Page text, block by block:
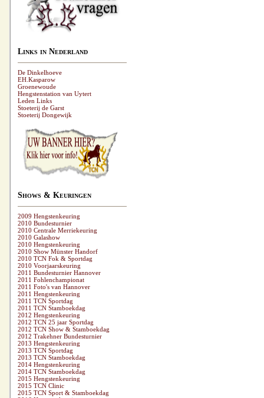
Links in Nederland
De Dinkelhoeve
EH.Kasparow
Groenewoude
Hengstenstation van Uytert
Leden Links
Stoeterij de Garst
Stoeterij Dongewijk
Shows & Keuringen
2009 Hengstenkeuring
2010 Bundesturnier
2010 Centrale Merriekeuring
2010 Galashow
2010 Hengstenkeuring
2010 Show Münster Handorf
2010 TCN Fok & Sportdag
2010 Voorjaarskeuring
2011 Bundesturnier Hannover
2011 Fohlenchampionat
2011 Foto's van Hannover
2011 Hengstenkeuring
2011 TCN Sportdag
2011 TCN Stamboekdag
2012 Hengstenkeuring
2012 TCN 25 jaar Sportdag
2012 TCN Show & Stamboekdag
2012 Trakehner Bundesturnier
2013 Hengstenkeuring
2013 TCN Sportdag
2013 TCN Stamboekdag
2014 Hengstenkeuring
2014 TCN Stamboekdag
2015 Hengstenkeuring
2015 TCN Clinic
2015 TCN Sport & Stamboekdag